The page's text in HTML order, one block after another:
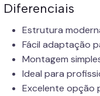
Diferenciais
Estrutura
Fácil adaptação
Montagem
Ideal para
Excelente opção